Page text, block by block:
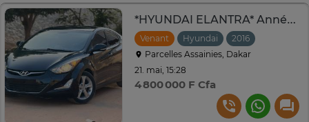
*HYUNDAI ELANTRA* Année : 2016
Venant Hyundai 2016
Parcelles Assainies, Dakar
21. mai, 15:28
4 800 000 F Cfa